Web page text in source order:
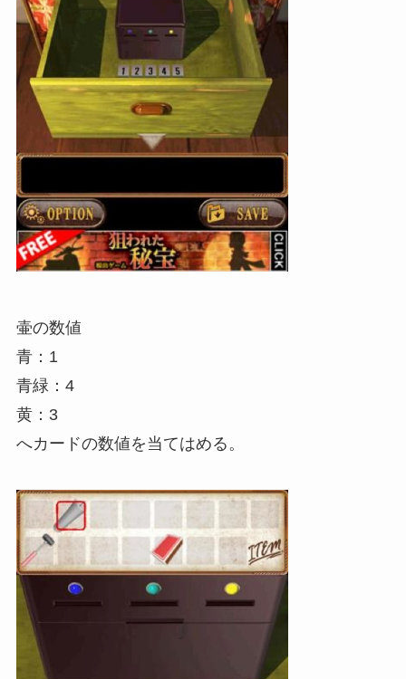
壷の数値
青：1
青緑：4
黄：3
へカードの数値を当てはめる。